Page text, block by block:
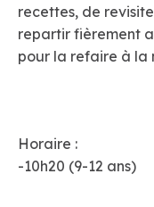
recettes, de
repartir fièrement
pour la refaire à la
Horaire
-10h20 (9-12 ans)